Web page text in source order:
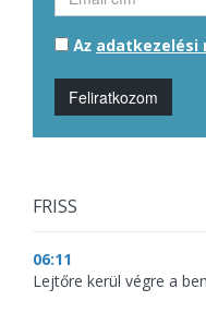
Az
Feliratkozom
FRISS
06:11
Lejtőre kerül végre a